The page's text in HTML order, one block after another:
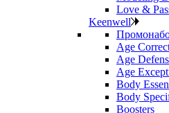
Love &
Keenwell
Age
Age
Age
Body
Body
Boosters